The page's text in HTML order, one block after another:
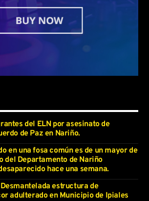
del ELN por asesinato de
de Paz en Nariño.
en una fosa común es de un mayor de
del Departamento de Nariño
hace una semana.
estructura de
adulterado en Municipio de Ipiales